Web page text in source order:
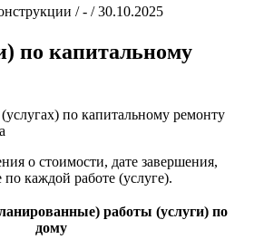
/ - / 30.10.2025
по капитальному
по капитальному ремонту
о стоимости, дате завершения,
по каждой работе (услуге).
работы (услуги) по
дому